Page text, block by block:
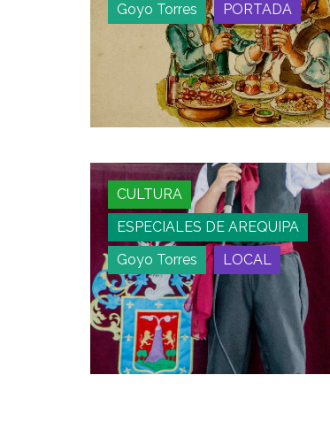
Goyo Torres
PORTADA
CULTURA
ESPECIALES DE AREQUIPA
Goyo Torres
LOCAL